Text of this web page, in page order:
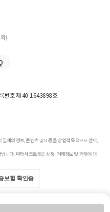
)
번호제 40-1643898호
체의 정보, 콘텐츠 및 UI등을 상업적 목적으로 전재,
니다. 따라서 크로켓은 상품·거래정보 및 거래에 대
보험 확인증